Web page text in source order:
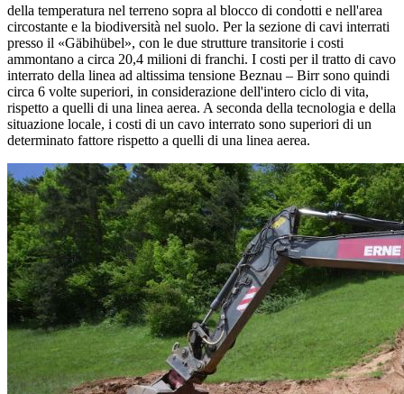
della temperatura nel terreno sopra al blocco di condotti e nell'area
circostante e la biodiversità nel suolo. Per la sezione di cavi interrati
presso il «Gäbihübel», con le due strutture transitorie i costi
ammontano a circa 20,4 milioni di franchi. I costi per il tratto di cavo
interrato della linea ad altissima tensione Beznau – Birr sono quindi
circa 6 volte superiori, in considerazione dell'intero ciclo di vita,
rispetto a quelli di una linea aerea. A seconda della tecnologia e della
situazione locale, i costi di un cavo interrato sono superiori di un
determinato fattore rispetto a quelli di una linea aerea.